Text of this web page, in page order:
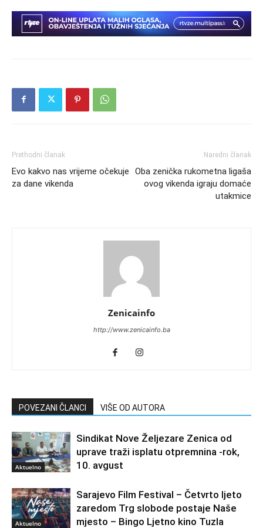
Prethodni članak
Evo kakvo nas vrijeme očekuje
za dane vikenda
Naredni članak
Oba zenička rukometna ligaša
ovog vikenda igraju domaće
utakmice
Zenicainfo
http://www.zenicainfo.ba
POVEZANI ČLANCI VIŠE OD AUTORA
Aktuelno
Sindikat Nove Željezare Zenica od
uprave traži isplatu otpremnina -rok,
10. avgust
Aktuelno
Sarajevo Film Festival – Četvrto ljeto
zaredom Trg slobode postaje Naše
mjesto – Bingo Ljetno kino Tuzla